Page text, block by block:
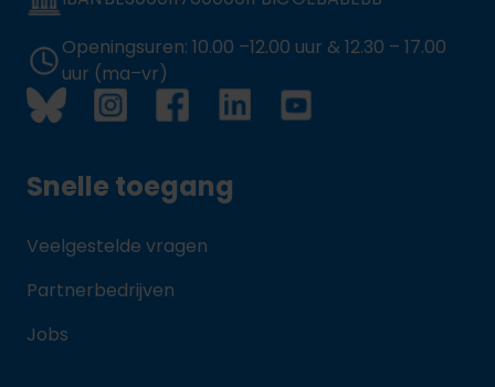
Openingsuren: 10.00 –12.00 uur & 12.30 – 17.00
uur (ma–vr)
Snelle toegang
Veelgestelde vragen
Partnerbedrijven
Jobs